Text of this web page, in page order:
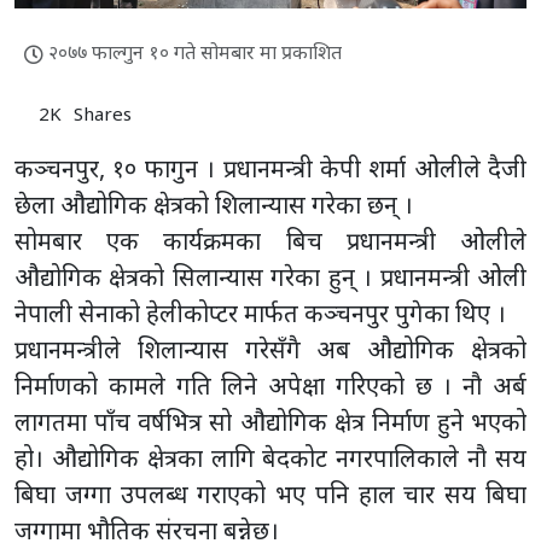
२०७७ फाल्गुन १० गते सोमबार मा प्रकाशित
2K Shares
कञ्चनपुर, १० फागुन । प्रधानमन्त्री केपी शर्मा ओलीले दैजी
छेला औद्योगिक क्षेत्रको शिलान्यास गरेका छन् ।
सोमबार एक कार्यक्रमका बिच प्रधानमन्त्री ओलीले
औद्योगिक क्षेत्रको सिलान्यास गरेका हुन् । प्रधानमन्त्री ओली
नेपाली सेनाको हेलीकोप्टर मार्फत कञ्चनपुर पुगेका थिए ।
प्रधानमन्त्रीले शिलान्यास गरेसँगै अब औद्योगिक क्षेत्रको
निर्माणको कामले गति लिने अपेक्षा गरिएको छ । नौ अर्ब
लागतमा पाँच वर्षभित्र सो औद्योगिक क्षेत्र निर्माण हुने भएको
हो। औद्योगिक क्षेत्रका लागि बेदकोट नगरपालिकाले नौ सय
बिघा जग्गा उपलब्ध गराएको भए पनि हाल चार सय बिघा
जग्गामा भौतिक संरचना बन्नेछ।